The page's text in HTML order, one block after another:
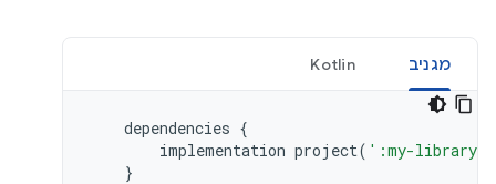
מגניב Kotlin
dependencies {
implementation project( ':my-library-
}